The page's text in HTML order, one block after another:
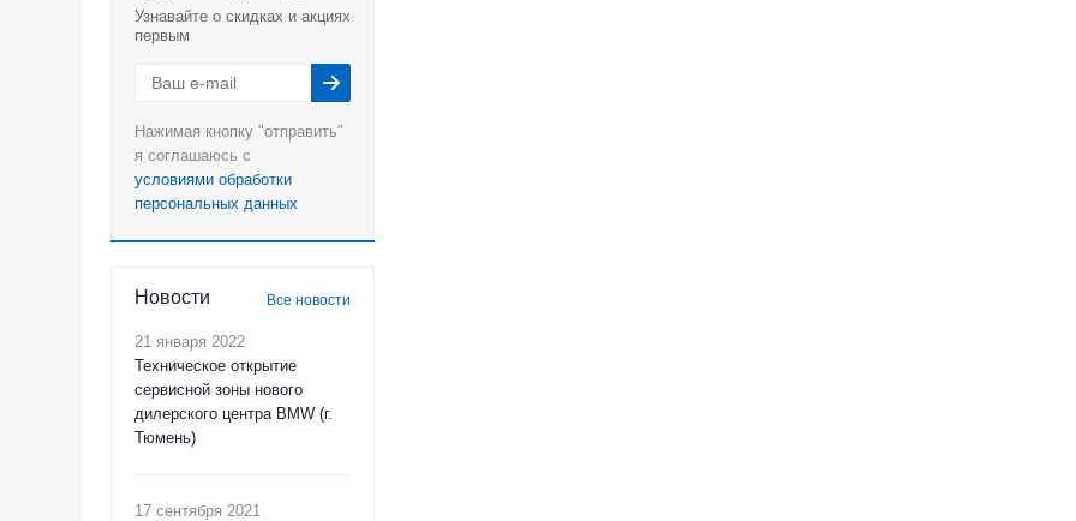
Узнавайте о скидках и акциях
первым
Нажимая кнопку "отправить"
я соглашаюсь с
условиями обработки
персональных данных
Новости Все новости
21 января 2022
Техническое открытие
сервисной зоны нового
дилерского центра BMW (г.
Тюмень)
17 сентября 2021